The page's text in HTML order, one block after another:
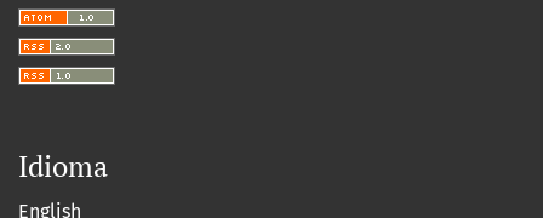
Idioma
English